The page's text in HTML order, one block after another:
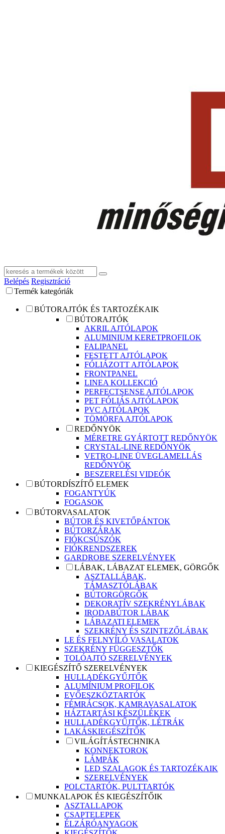
Belépés Regisztráció
Termék kategóriák
BÚTORAJTÓK ÉS TARTOZÉKAIK
BÚTORAJTÓK
AKRIL AJTÓLAPOK
ALUMINIUM KERETPROFILOK
FALIPANEL
FESTETT AJTÓLAPOK
FÓLIÁZOTT AJTÓLAPOK
FRONTPANEL
LINEA KOLLEKCIÓ
PERFECTSENSE AJTÓLAPOK
PET FÓLIÁS AJTÓLAPOK
PVC AJTÓLAPOK
TÖMÖRFA AJTÓLAPOK
REDŐNYÖK
MÉRETRE GYÁRTOTT REDŐNYÖK
CRYSTAL-LINE REDŐNYÖK
VETRO-LINE ÜVEGLAMELLÁS
REDŐNYÖK
BESZERELÉSI VIDEÓK
BÚTORDÍSZÍTŐ ELEMEK
FOGANTYÚK
FOGASOK
BÚTORVASALATOK
BÚTOR ÉS KIVETŐPÁNTOK
BÚTORZÁRAK
FIÓKCSÚSZÓK
FIÓKRENDSZEREK
GARDROBE SZERELVÉNYEK
LÁBAK, LÁBAZAT ELEMEK, GÖRGŐK
ASZTALLÁBAK,
TÁMASZTÓLÁBAK
BÚTORGÖRGŐK
DEKORATÍV SZEKRÉNYLÁBAK
IRODABÚTOR LÁBAK
LÁBAZATI ELEMEK
SZEKRÉNY ÉS SZINTEZŐLÁBAK
LE ÉS FELNYÍLÓ VASALATOK
SZEKRÉNY FÜGGESZTŐK
TOLÓAJTÓ SZERELVÉNYEK
KIEGÉSZÍTŐ SZERELVÉNYEK
HULLADÉKGYŰJTŐK
ALUMÍNIUM PROFILOK
EVŐESZKÖZTARTÓK
FÉMRÁCSOK, KAMRAVASALATOK
HÁZTARTÁSI KÉSZÜLÉKEK
HULLADÉKGYŰJTŐK, LÉTRÁK
LAKÁSKIEGÉSZÍTŐK
VILÁGÍTÁSTECHNIKA
KONNEKTOROK
LÁMPÁK
LED SZALAGOK ÉS TARTOZÉKAIK
SZERELVÉNYEK
POLCTARTÓK, PULTTARTÓK
MUNKALAPOK ÉS KIEGÉSZÍTŐIK
ASZTALLAPOK
CSAPTELEPEK
ÉLZÁRÓANYAGOK